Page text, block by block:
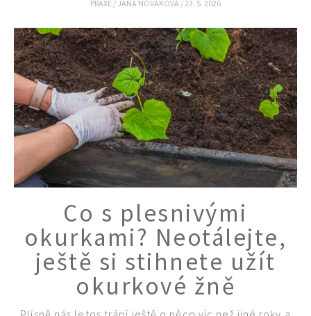
PRAXE / JANA NOVÁKOVÁ /23. 5. 2026
Co s plesnivými
okurkami? Neotálejte,
ještě si stihnete užít
okurkové žně